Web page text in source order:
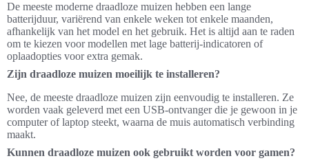
De meeste moderne draadloze muizen hebben een lange
batterijduur, variërend van enkele weken tot enkele maanden,
afhankelijk van het model en het gebruik. Het is altijd aan te raden
om te kiezen voor modellen met lage batterij-indicatoren of
oplaadopties voor extra gemak.
Zijn draadloze muizen moeilijk te installeren?
Nee, de meeste draadloze muizen zijn eenvoudig te installeren. Ze
worden vaak geleverd met een USB-ontvanger die je gewoon in je
computer of laptop steekt, waarna de muis automatisch verbinding
maakt.
Kunnen draadloze muizen ook gebruikt worden voor gamen?